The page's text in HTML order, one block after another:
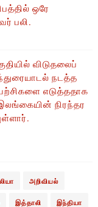
ஒரே
பலி.
​​விடுதலைப்
நடத்த
எடுத்ததாக
நிரந்தர
அறிவியல்
இத்தாலி இந்தியா